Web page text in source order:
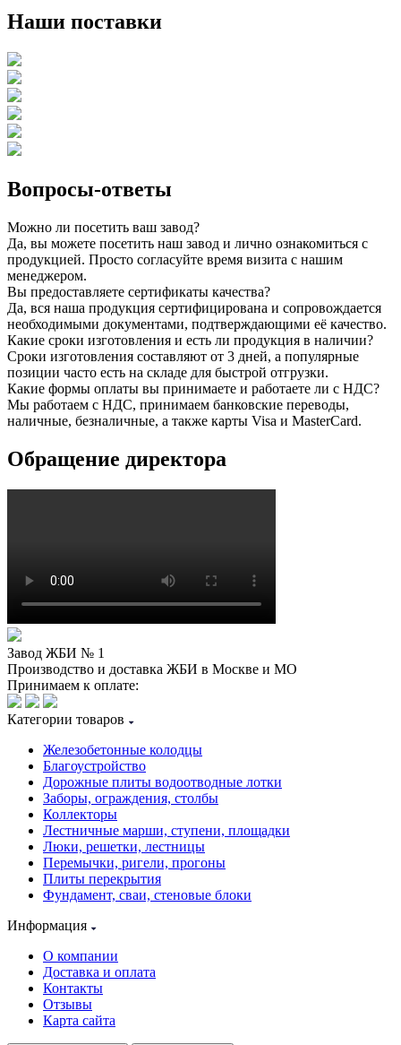
Наши поставки
Вопросы-ответы
Можно ли посетить ваш завод?
Да, вы можете посетить наш завод и лично ознакомиться с
продукцией. Просто согласуйте время визита с нашим
менеджером.
Вы предоставляете сертификаты качества?
Да, вся наша продукция сертифицирована и сопровождается
необходимыми документами, подтверждающими её качество.
Какие сроки изготовления и есть ли продукция в наличии?
Сроки изготовления составляют от 3 дней, а популярные
позиции часто есть на складе для быстрой отгрузки.
Какие формы оплаты вы принимаете и работаете ли с НДС?
Мы работаем с НДС, принимаем банковские переводы,
наличные, безналичные, а также карты Visa и MasterCard.
Обращение директора
Завод ЖБИ № 1
Производство и доставка ЖБИ в Москве и МО
Принимаем к оплате:
Категории товаров
Железобетонные колодцы
Благоустройство
Дорожные плиты водоотводные лотки
Заборы, ограждения, столбы
Коллекторы
Лестничные марши, ступени, площадки
Люки, решетки, лестницы
Перемычки, ригели, прогоны
Плиты перекрытия
Фундамент, сваи, стеновые блоки
Информация
О компании
Доставка и оплата
Контакты
Отзывы
Карта сайта